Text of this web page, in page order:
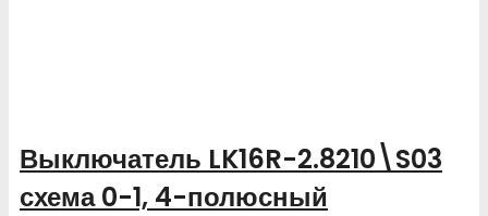
Выключатель LK16R-2.8210\S03
схема 0-1, 4-полюсный